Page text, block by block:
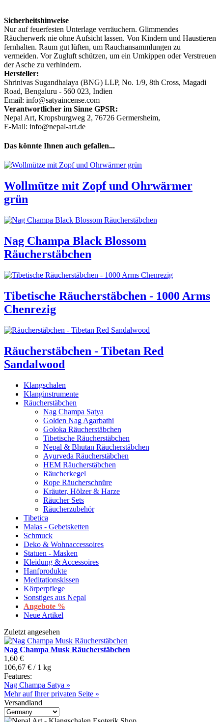
Sicherheitshinweise
Nur auf feuerfesten Unterlage verräuchern. Glimmendes
Räucherwerk nie ohne Aufsicht lassen. Von Kindern und Haustieren
fernhalten. Raum gut lüften, um Rauchansammlungen zu
vermeiden. Vor Zugluft schützen, um ein Umkippen oder Verstreuen
der Asche zu verhindern.
Hersteller:
Shrinivas Sugandhalaya (BNG) LLP, No. 1/9, 8th Cross, Magadi
Road, Bengaluru - 560 023, Indien
Email: info@satyaincense.com
Verantwortlicher im Sinne GPSR:
Nepal Art, Kropsburgweg 2, 76726 Germersheim,
E-Mail: info@nepal-art.de
Das könnte Ihnen auch gefallen...
Wollmütze mit Zopf und Ohrwärmer
grün
Nag Champa Black Blossom
Räucherstäbchen
Tibetische Räucherstäbchen - 1000 Arms
Chenrezig
Räucherstäbchen - Tibetan Red
Sandalwood
Klangschalen
Klanginstrumente
Räucherstäbchen
Nag Champa Satya
Golden Nag Agarbathi
Goloka Räucherstäbchen
Tibetische Räucherstäbchen
Nepal & Bhutan Räucherstäbchen
Ayurveda Räucherstäbchen
HEM Räucherstäbchen
Räucherkegel
Rope Räucherschnüre
Kräuter, Hölzer & Harze
Räucher Sets
Räucherzubehör
Tibetica
Malas - Gebetsketten
Schmuck
Deko & Wohnaccessoires
Statuen - Masken
Kleidung & Accessoires
Hanfprodukte
Meditationskissen
Körperpflege
Sonstiges aus Nepal
Angebote %
Neue Artikel
Zuletzt angesehen
Nag Champa Musk Räucherstäbchen
1,60 €
106,67 € / 1 kg
Features:
Nag Champa Satya »
Mehr auf Ihrer privaten Seite »
Versandland